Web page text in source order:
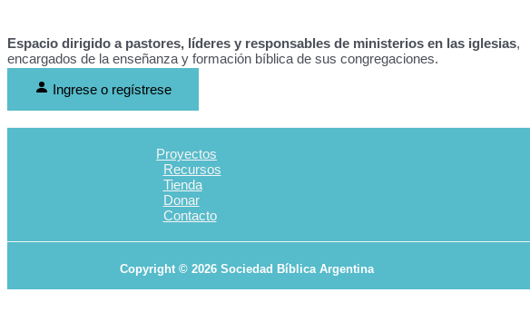
Espacio dirigido a pastores, líderes y responsables de ministerios en las iglesias,
encargados de la enseñanza y formación bíblica de sus congregaciones.
Ingrese o regístrese
Proyectos
Recursos
Tienda
Donar
Contacto
Copyright © 2026 Sociedad Bíblica Argentina